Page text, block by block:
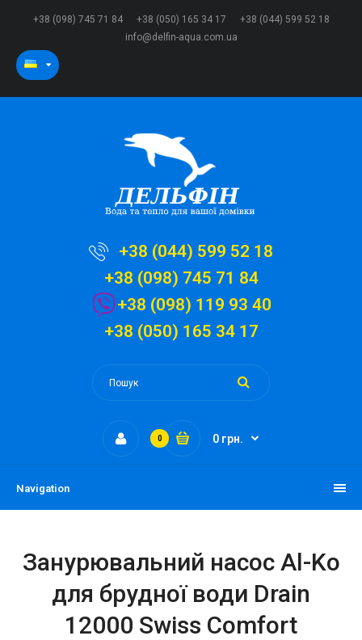
+38 (098) 745 71 84 +38 (050) 165 34 17
+38 (044) 599 52 18
info@delfin-aqua.com.ua
+38 (044) 599 52 18
+38 (098) 745 71 84
+38 (098) 119 93 40
+38 (050) 165 34 17
0 0 грн.
Navigation
Занурювальний насос Al-Ko
для брудної води Drain
12000 Swiss Comfort